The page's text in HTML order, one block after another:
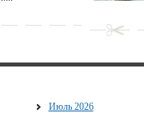
Июль 2026